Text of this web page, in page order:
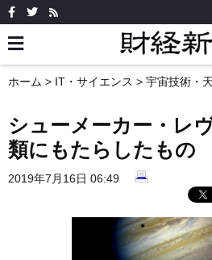
ホーム > IT・サイエンス > 宇宙技術・
シューメーカー・レ
類にもたらしたもの
2019年7月16日 06:49